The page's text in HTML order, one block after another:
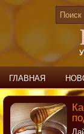
ГЛАВНАЯ
ПОИСК